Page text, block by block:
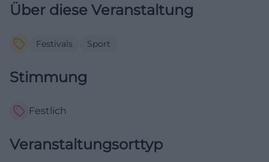
Über diese Veranstaltung
Festivals Sport
Stimmung
Festlich
Veranstaltungsorttyp